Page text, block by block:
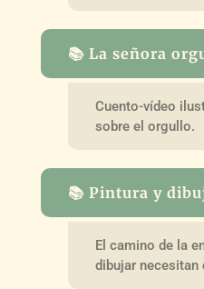
📚 La señora
Cuento-vídeo
sobre el orgullo.
📚 Pintura y
El camino de la
dibujar necesitan